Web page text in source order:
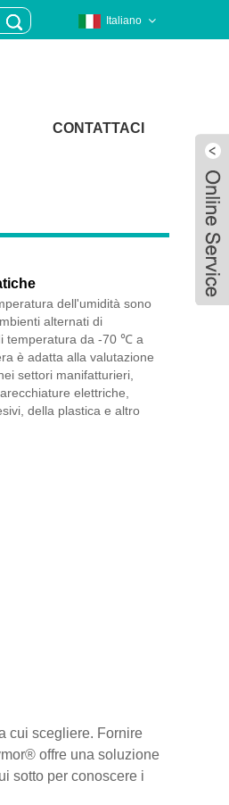
Italiano
CONTATTACI
dell'umidità sono
alternati di
temperatura da -70 ℃ a
è adatta alla valutazione
settori manifatturieri,
elettriche,
della plastica e altro
cui scegliere. Fornire
offre una soluzione
sotto per conoscere i